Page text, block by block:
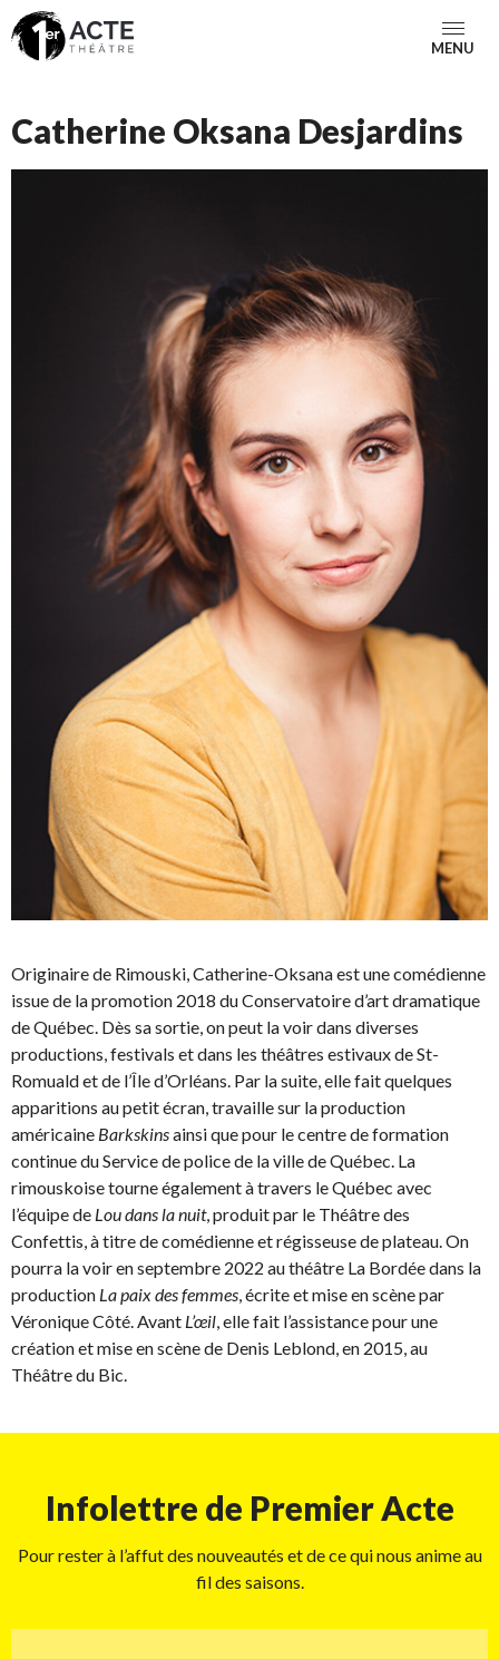
MENU
Catherine Oksana Desjardins
Originaire de Rimouski, Catherine-Oksana est une comédienne
issue de la promotion 2018 du Conservatoire d’art dramatique
de Québec. Dès sa sortie, on peut la voir dans diverses
productions, festivals et dans les théâtres estivaux de St-
Romuald et de l’Île d’Orléans. Par la suite, elle fait quelques
apparitions au petit écran, travaille sur la production
américaine Barkskinsainsi que pour le centre de formation
continue du Service de police de la ville de Québec. La
rimouskoise tourne également à travers le Québec avec
l’équipe de Lou dans la nuit, produit par le Théâtre des
Confettis, à titre de comédienne et régisseuse de plateau. On
pourra la voir en septembre 2022 au théâtre La Bordée dans la
production La paix des femmes, écrite et mise en scène par
Véronique Côté. Avant L’œil, elle fait l’assistance pour une
création et mise en scène de Denis Leblond, en 2015, au
Théâtre du Bic.
Infolettre de Premier Acte
Pour rester à l’affut des nouveautés et de ce qui nous anime au
fil des saisons.